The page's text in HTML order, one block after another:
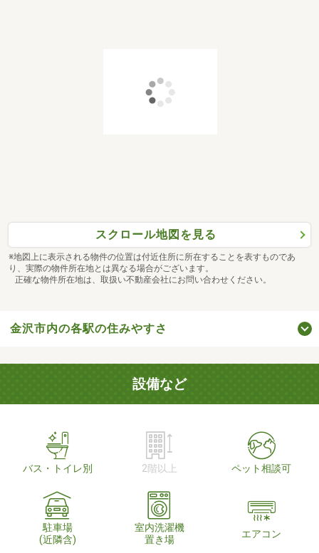
スクロール地図を見る
※地図上に表示される物件の位置は付近住所に所在することを表すものであ
り、実際の物件所在地とは異なる場合がございます。
正確な物件所在地は、取扱い不動産会社にお問い合わせください。
金沢市内の各駅の住みやすさ
設備など
バス・トイレ別 2階以上 ペット相談可
駐車場
(近隣含)
室内洗濯機
置き場
エアコン